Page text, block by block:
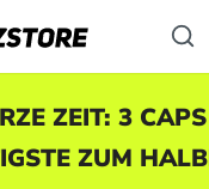
ZEIT: 3
ZUM